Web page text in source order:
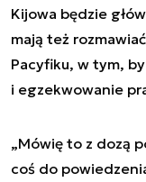
Kijowa będzie
mają też
Pacyfiku, w tym,
i egzekwowanie
„Mówię to z dozą
coś do